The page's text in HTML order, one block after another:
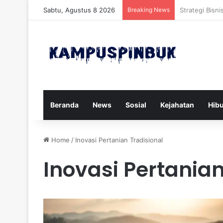
Sabtu, Agustus 8 2026 Breaking News Xforce Siap
Beranda News Sosial Kejahatan
Home / Inovasi Pertanian Tradisional
Inovasi